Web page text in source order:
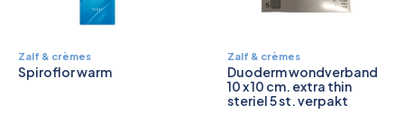
Zalf & crèmes
Spiroflor warm
Zalf & crèmes
Duoderm wondverband
10 x 10 cm. extra thin
steriel 5 st. verpakt